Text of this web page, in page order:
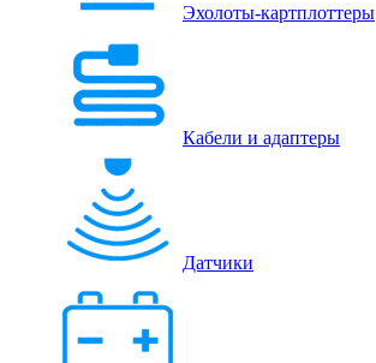
Эхолоты-картплоттеры
Кабели и адаптеры
Датчики